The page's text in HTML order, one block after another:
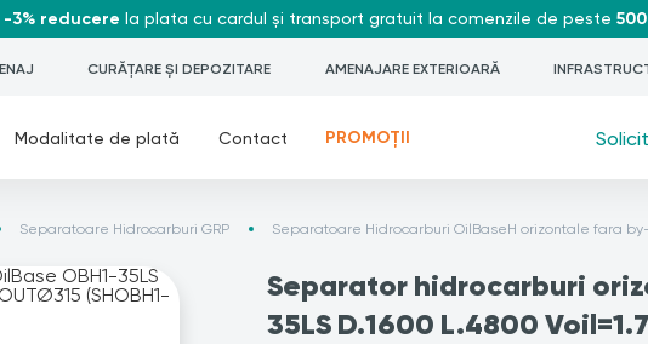
-3% reducere la plata cu cardul și transport gratuit la comenzile de peste
CURĂȚARE ȘI DEPOZITARE AMENAJARE EXTERIOARĂ
Modalitate de plată Contact PROMOȚII
Separatoare Hidrocarburi GRP Separatoare Hidrocarburi OilBaseH orizontale fara
Separator hidrocarburi
35LS D.1600 L.4800